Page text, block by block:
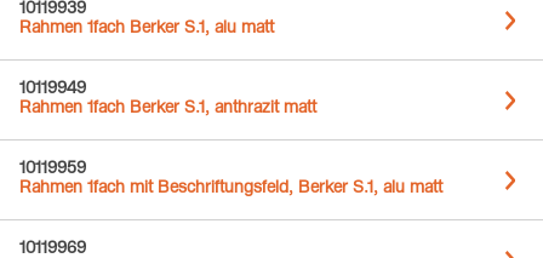
10119939
Rahmen 1fach Berker S.1, alu matt
10119949
Rahmen 1fach Berker S.1, anthrazit matt
10119959
Rahmen 1fach mit Beschriftungsfeld, Berker S.1, alu matt
10119969